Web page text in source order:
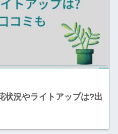
状況やライトアップは?出